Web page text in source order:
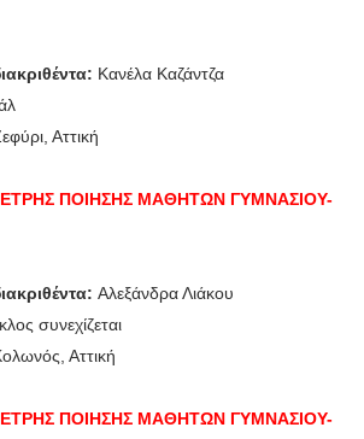
Κανέλα Καζάντζα
Αττική
ΠΟΙΗΣΗΣ ΜΑΘΗΤΩΝ ΓΥΜΝΑΣΙΟΥ-
Αλεξάνδρα Λιάκου
συνεχίζεται
Αττική
ΠΟΙΗΣΗΣ ΜΑΘΗΤΩΝ ΓΥΜΝΑΣΙΟΥ-